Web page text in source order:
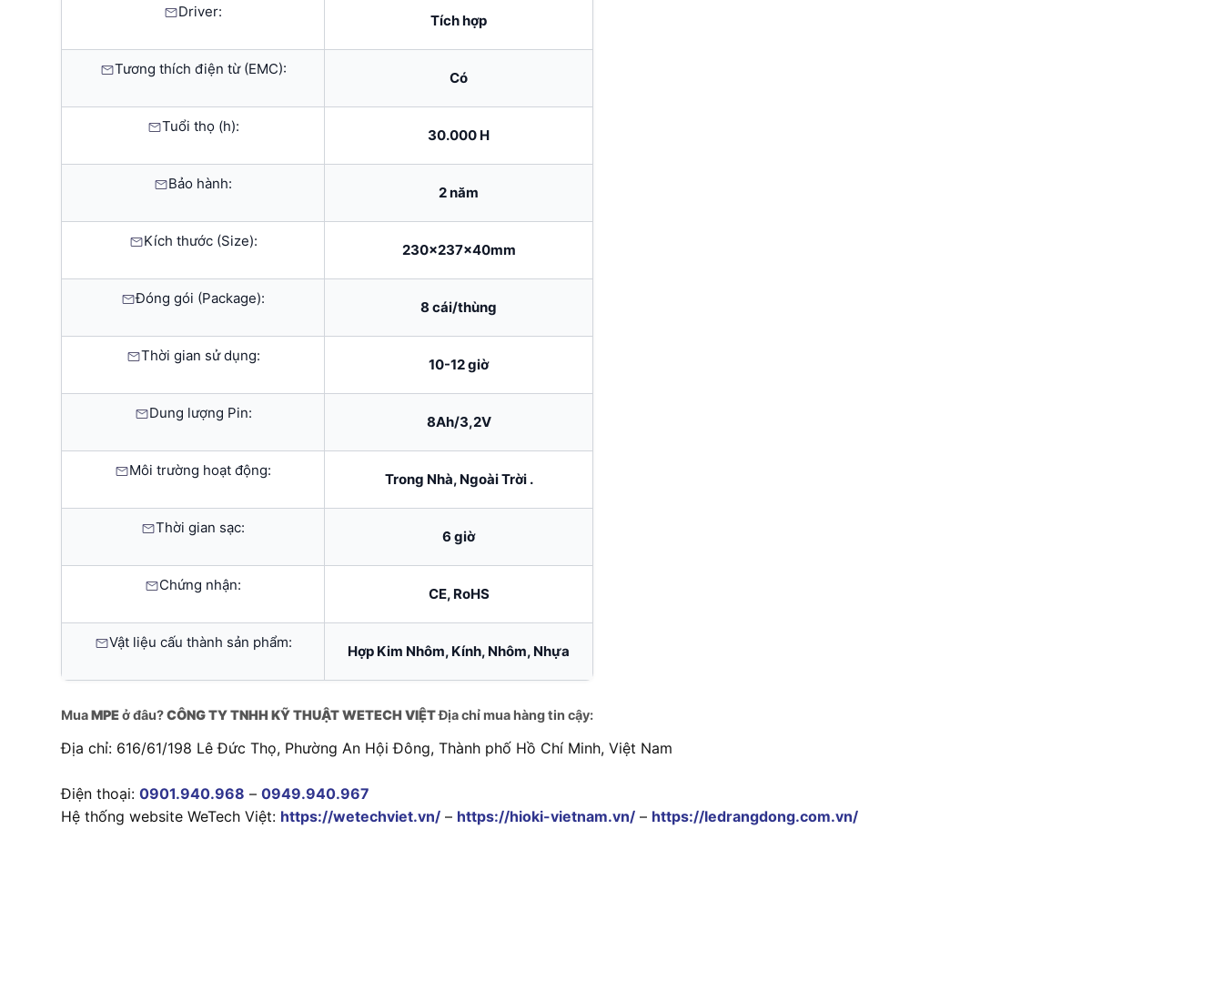
Driver:
Tích hợp
Tương thích điện từ (EMC):
Có
Tuổi thọ (h):
30.000 H
Bảo hành:
2 năm
Kích thước (Size):
230x237x40mm
Đóng gói (Package):
8 cái/thùng
Thời gian sử dụng:
10-12 giờ
Dung lượng Pin:
8Ah/3,2V
Môi trường hoạt động:
Trong Nhà, Ngoài Trời .
Thời gian sạc:
6 giờ
Chứng nhận:
CE, RoHS
Vật liệu cấu thành sản phẩm:
Hợp Kim Nhôm, Kính, Nhôm, Nhựa
MuaMPEở đâu?CÔNG TY TNHH KỸ THUẬT WETECH VIỆTĐịa chỉ mua hàng tin cậy:
Địa chỉ: 616/61/198 Lê Đức Thọ, Phường An Hội Đông, Thành phố Hồ Chí Minh, Việt Nam
Điện thoại: 0901.940.968 – 0949.940.967
Hệ thống website WeTech Việt: https://wetechviet.vn/ – https://hioki-vietnam.vn/ – https://ledrangdong.com.vn/